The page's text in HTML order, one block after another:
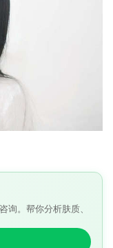
询。帮你分析肤质、